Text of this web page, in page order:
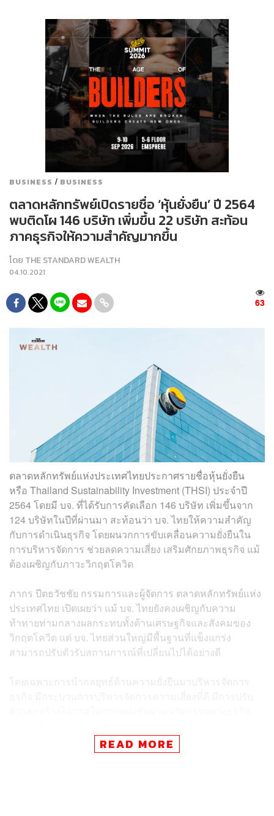
BUSINESS / BUSINESS
ตลาดหลักทรัพย์เปิดรายชื่อ ‘หุ้นยั่งยืน’ ปี 2564
พบติดโผ 146 บริษัท เพิ่มขึ้น 22 บริษัท สะท้อน
ภาคธุรกิจให้ความสำคัญมากขึ้น
โดย THE STANDARD WEALTH
04.10.2021
63
ตลาดหลักทรัพย์แห่งประเทศไทยประกาศรายชื่อหุ้นยั่งยืน
หรือ Thailand Sustainability Investment (THSI) ประจำปี
2564 โดยมี บจ. ที่ได้รับการคัดเลือก 146 บริษัท เพิ่มขึ้นจาก
124 บริษัทในปีที่ผ่านมา สะท้อนว่า บจ. ไทยให้ความสำคัญ
กับการดำเนินธุรกิจ โดยผนวกการขับเคลื่อนความยั่งยืนใน
การบริหารจัดการ ช่วยลดความเสี่ยง เสริมศักยภาพธุรกิจ แม้
ต้องเผชิญกับภาวะวิกฤตโควิด
ภากร ปีตธวัชชัย กรรมการและผู้จัดการ ตลาดหลักทรัพย์แห่ง
ประเทศไทย เปิดเผยว่า แม้ บจ. ไทยยังคงเผชิญกับความ
ท้าทายท่ามกลางผลกระทบทั้งด้านเศรษฐกิจและสังคมของ
วิกฤตโควิด แต่ บจ. ไทยส่วนใหญ่มีพื้นฐานที่แข็งแกร่ง
สามารถปรับตัวรับสถานการณ์ที่เปลี่ยนไปได้อย่างดี
โดยเฉพาะการนำกลยุทธ์ด้านความยั่งยืนมาบริหารจัดการ
ชุมชนและสังคม ซึ่งในปีนี้มี บจ. ผ่านการคัดเลือกเข้าสู่ราย
ชื่อหุ้นยั่งยืน หรือ THSI รวม 146 บจ. เพิ่มขึ้นจากปีก่อนที่มี
READ MORE